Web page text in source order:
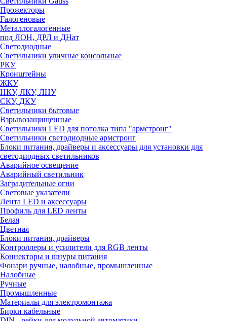
Прожекторы
Галогеновые
Металлогалогенные
под ЛОН, ДРЛ и ДНат
Светодиодные
Светильники уличные консольные
РКУ
Кронштейны
ЖКУ
НКУ, ЛКУ, ЛНУ
СКУ, ДКУ
Светильники бытовые
Взрывозащищенные
Светильники LED для потолка типа "армстронг"
Светильники светодиодные армстронг
Блоки питания, драйверы и аксессуары для установки для
светодиодных светильников
Аварийное освещение
Аварийный светильник
Заградительные огни
Световые указатели
Лента LED и аксессуары
Профиль для LED ленты
Белая
Цветная
Блоки питания, драйверы
Контроллеры и усилители для RGB ленты
Коннекторы и шнуры питания
Фонари ручные, налобные, промышленные
Налобные
Ручные
Промышленные
Материалы для электромонтажа
Бирки кабельные